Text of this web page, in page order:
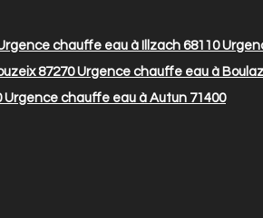
chauffe eau à Illzach 68110
87270Urgence chauffe eau à
Urgence chauffe eau à Autun 71400